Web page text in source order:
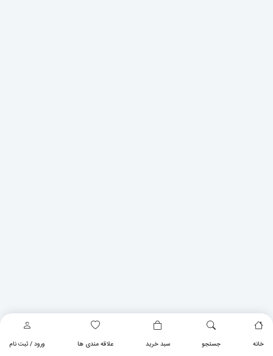
خانه جستجو سبد خرید علاقه مندی ها ورود / ثبت نام